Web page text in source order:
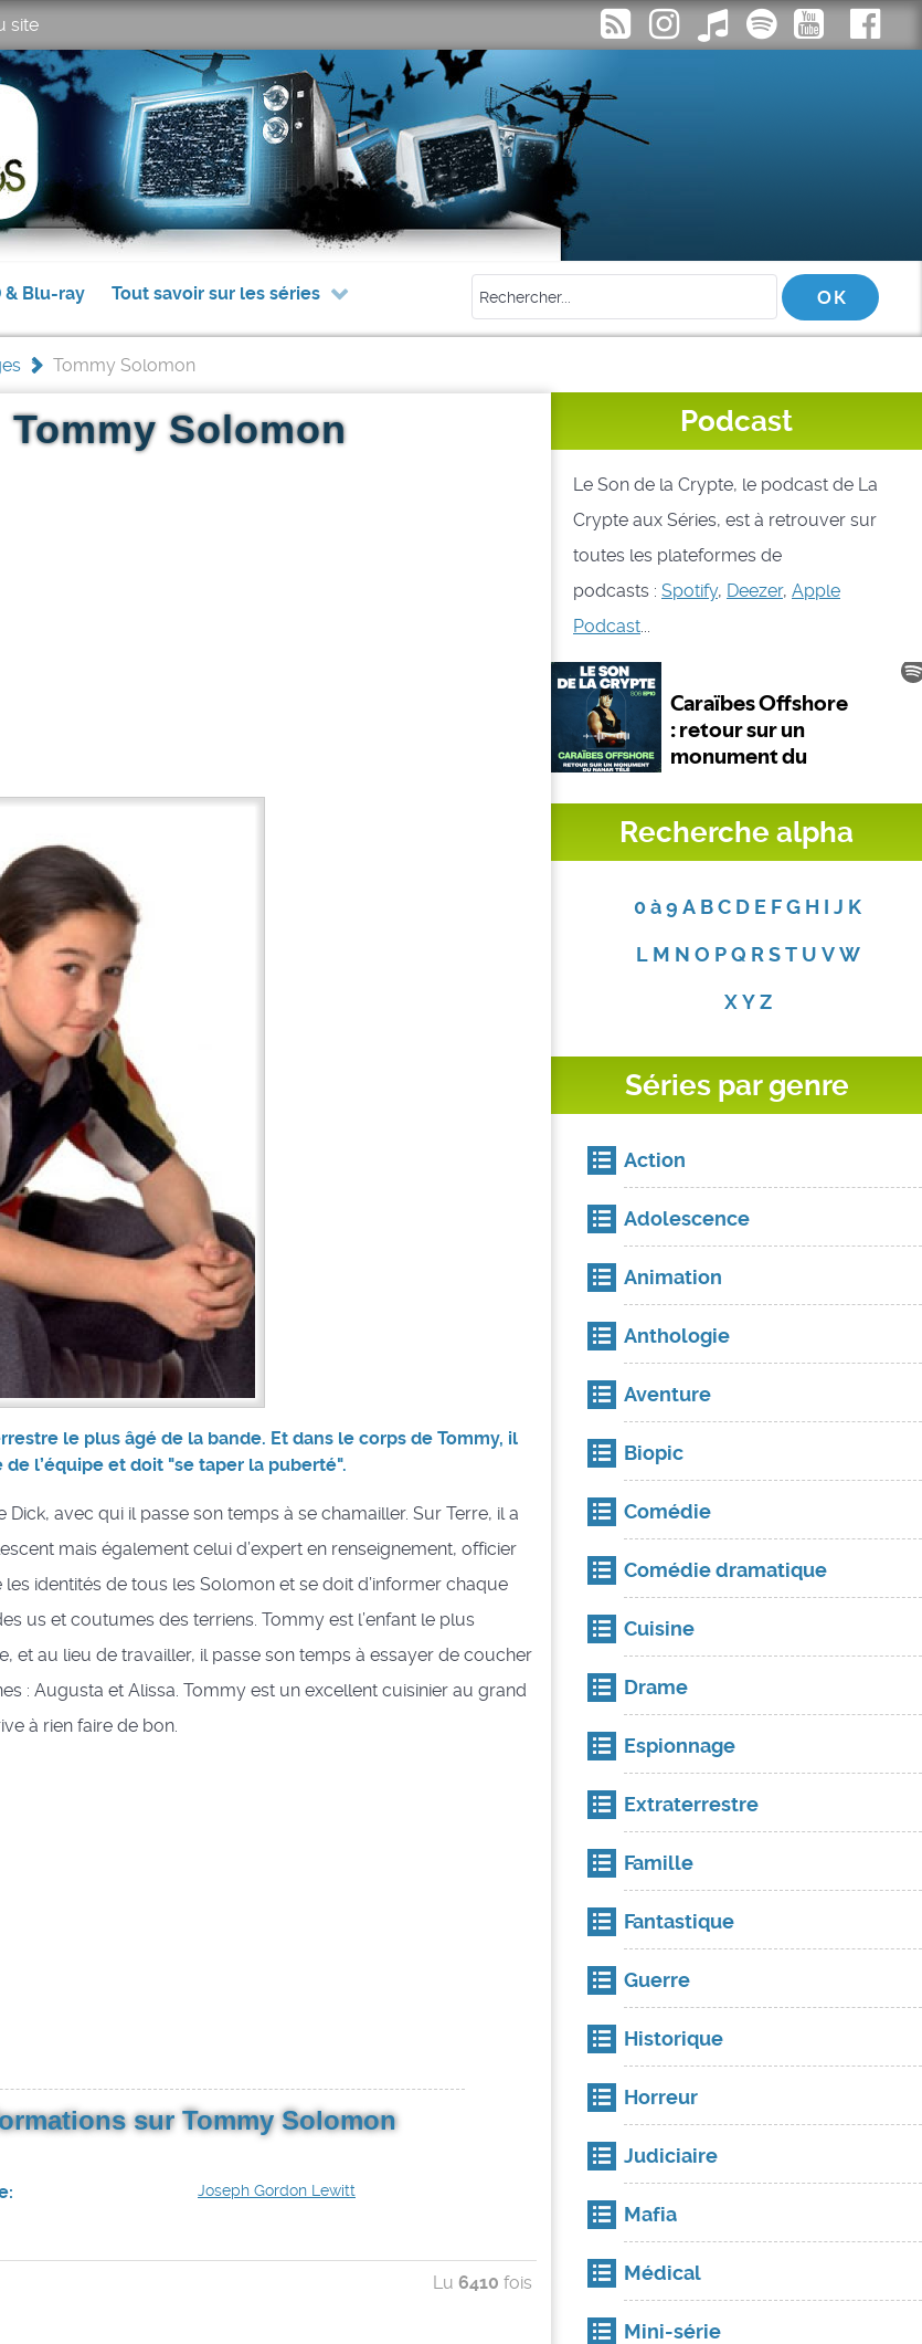
site
& Blu-ray Tout savoir sur les séries
> Tommy Solomon
Tommy Solomon
le plus âgé de la bande. Et dans le corps de Tommy, il
l’équipe et doit "se taper la puberté".
Dick, avec qui il passe son temps à se chamailler. Sur Terre, il a
mais également celui d’expert en renseignement, officier
les identités de tous les Solomon et se doit d’informer chaque
us et coutumes des terriens. Tommy est l’enfant le plus
et au lieu de travailler, il passe son temps à essayer de coucher
: Augusta et Alissa. Tommy est un excellent cuisinier au grand
à rien faire de bon.
sur Tommy Solomon
Joseph Gordon Lewitt
Lu 6410 fois
Podcast
Le Son de la Crypte, le podcast de La
Crypte aux Séries, est à retrouver sur
toutes les plateformes de
podcasts : Spotify, Deezer, Apple
Podcast...
Recherche alpha
0 à 9 A BC D E FG H I J K
L M N O P Q R S T U V W
X Y Z
Séries par genre
Action
Adolescence
Animation
Anthologie
Aventure
Biopic
Comédie
Comédie dramatique
Cuisine
Drame
Espionnage
Extraterrestre
Famille
Fantastique
Guerre
Historique
Horreur
Judiciaire
Mafia
Médical
Mini-série